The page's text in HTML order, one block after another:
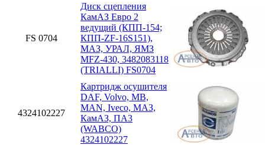
FS 0704
Диск сцепления
КамАЗ Евро 2
ведущий (КПП-154;
КПП-ZF-16S151),
МАЗ, УРАЛ, ЯМЗ
MFZ-430, 3482083118
(TRIALLI) FS0704
4324102227
Картридж осушителя
DAF, Volvo, MB,
MAN, Iveco, МАЗ,
КамАЗ, ПА3
(WABCO)
4324102227